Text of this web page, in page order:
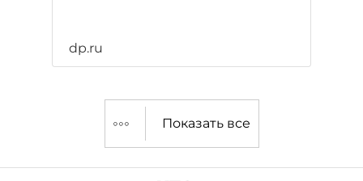
dp.ru
Показать все